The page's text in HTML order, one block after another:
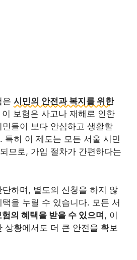
은 시민의 안전과 복지를 위한
이 보험은 사고나 재해로 인한
들이 보다 안심하고 생활할
특히 이 제도는 모든 서울 시민
므로, 가입 절차가 간편하다는
하며, 별도의 신청을 하지 않
을 누릴 수 있습니다. 모든 서
의 혜택을 받을 수 있으며, 이
상황에서도 더 큰 안전을 확보